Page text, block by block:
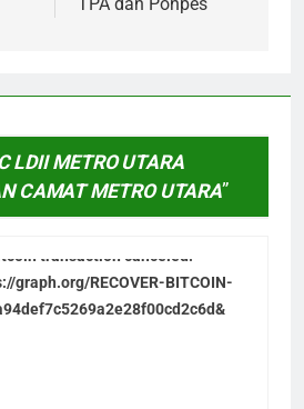
LDII METRO UTARA
CAMAT METRO UTARA”
transaction canceled.
graph.org/RECOVER-BITCOIN-